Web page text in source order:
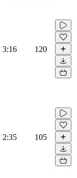
3:16 120
2:35 105